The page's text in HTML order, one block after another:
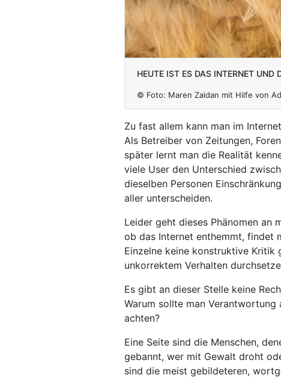
heute ist es das Internet und
© Foto: Maren Zaidan mit Hilfe von
Zu fast allem kann man im
Als Betreiber von Zeitungen,
später lernt man die Realität
viele User den Unterschied
dieselben Personen
aller unterscheiden.
Leider geht dieses Phänomen an
ob das Internet enthemmt, findet
Einzelne keine konstruktive Kritik
unkorrektem Verhalten
Es gibt an dieser Stelle keine
Warum sollte man Verantwortung
achten?
Eine Seite sind die Menschen,
gebannt, wer mit Gewalt droht
sind die meist gebildeteren,